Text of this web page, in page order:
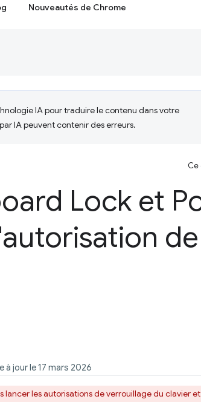
Nouveautés de Chrome
IA pour traduire le contenu dans votre
IA peuvent contenir des erreurs.
Ce
Lock et
à jour le 17 mars 2026
lancer les autorisations de verrouillage du clavier